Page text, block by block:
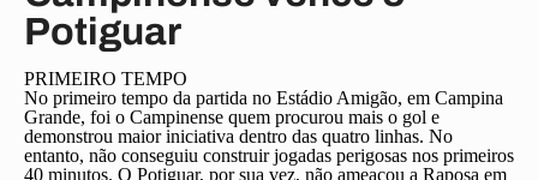
Potiguar
PRIMEIRO TEMPO
No primeiro tempo da partida no Estádio Amigão, em Campina
Grande, foi o Campinense quem procurou mais o gol e
demonstrou maior iniciativa dentro das quatro linhas. No
entanto, não conseguiu construir jogadas perigosas nos primeiros
40 minutos. O Potiguar, por sua vez, não ameaçou a Raposa em